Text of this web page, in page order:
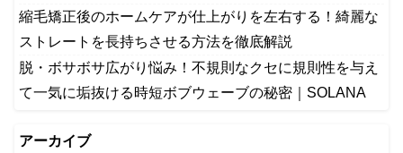
縮毛矯正後のホームケアが仕上がりを左右する！綺麗な
ストレートを長持ちさせる方法を徹底解説
​脱・ボサボサ広がり悩み！不規則なクセに規則性を与え
て一気に垢抜ける時短ボブウェーブの秘密｜SOLANA
アーカイブ